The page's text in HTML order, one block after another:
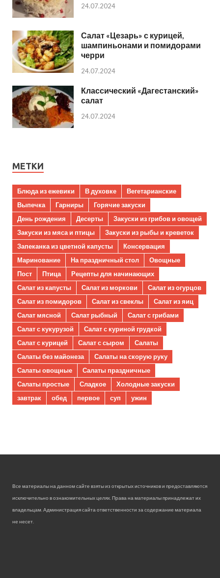
24.07.2024
Салат «Цезарь» с курицей,
шампиньонами и помидорами
черри
24.07.2024
Классический «Дагестанский»
салат
24.07.2024
МЕТКИ
Блюда из ежевики В духовке
Вегетарианские
Выпечка
Гарниры
Горячие закуски
День рождения
Десерты
Закуски из грибов и овощей
Закуски из мяса и птицы
Закуски из рыбы и креветок
Запеканка из цветной капусты
Консервация
Маринование
На праздничный стол
Овощные
Пост
Птица
Рецепты для начинающих
Салат из капусты
Салат из моркови
Салат из огурцов
Салат из помидоров
Салат из свеклы
Салат из яиц
Салат мясной
Салат рыбный
Салат с грибами
Салат с кукурузой
Салат с куриной грудкой
Салат с курицей
Салат с сыром
Салаты
Салаты без майонеза
Салаты на скорую руку
Салаты овощные
Салаты праздничные
Салаты простые
Сладкое
Холодные закуски
завтрак
обед первое суп ужин
Все материалы на данном сайте взяты из открытых источников и предоставляются
исключительно в ознакомительных целях. Права на материалы принадлежат их
владельцам. Администрация сайта ответственности за содержание материала
не несет.